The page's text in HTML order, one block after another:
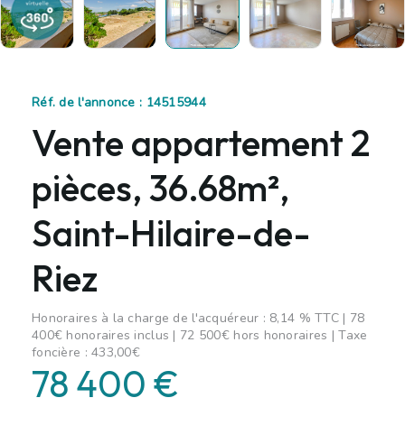
Réf. de l'annonce : 14515944
Vente appartement 2
pièces, 36.68m²,
Saint-Hilaire-de-
Riez
Honoraires à la charge de l'acquéreur : 8,14 % TTC | 78
400€ honoraires inclus | 72 500€ hors honoraires | Taxe
foncière : 433,00€
78 400 €